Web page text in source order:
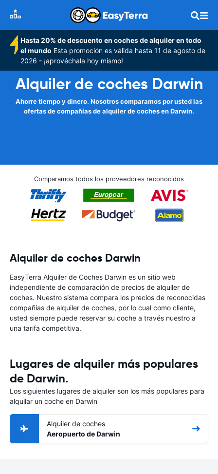
Hasta 20% de descuento en coches de alquiler en todo
el mundo Esta promoción es válida hasta 11 de agosto de
2026 - ¡aprovéchala hoy mismo!
Alquiler de coches Darwin
Ahorre tiempo y dinero. Nosotros comparamos por usted las
ofertas de compañías de alquiler de coches en Darwin.
Comparamos todos los proveedores reconocidos
Alquiler de coches Darwin
EasyTerra Alquiler de Coches Darwin es un sitio web
independiente de comparación de precios de alquiler de
coches. Nuestro sistema compara los precios de reconocidas
compañías de alquiler de coches, por lo cual como cliente,
usted siempre puede reservar su coche a través nuestro a
una tarifa competitiva.
Lugares de alquiler más populares
de Darwin.
Los siguientes lugares de alquiler son los más populares para
alquilar un coche en Darwin
Alquiler de coches
Aeropuerto de Darwin